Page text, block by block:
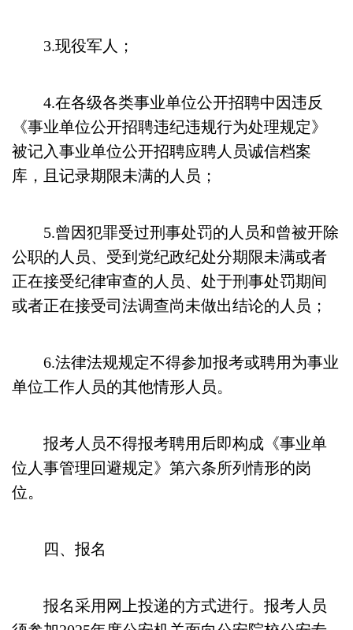
3.现役军人；
4.在各级各类事业单位公开招聘中因违反
《事业单位公开招聘违纪违规行为处理规定》
被记入事业单位公开招聘应聘人员诚信档案
库，且记录期限未满的人员；
5.曾因犯罪受过刑事处罚的人员和曾被开除
公职的人员、受到党纪政纪处分期限未满或者
正在接受纪律审查的人员、处于刑事处罚期间
或者正在接受司法调查尚未做出结论的人员；
6.法律法规规定不得参加报考或聘用为事业
单位工作人员的其他情形人员。
报考人员不得报考聘用后即构成《事业单
位人事管理回避规定》第六条所列情形的岗
位。
四、报名
报名采用网上投递的方式进行。报考人员